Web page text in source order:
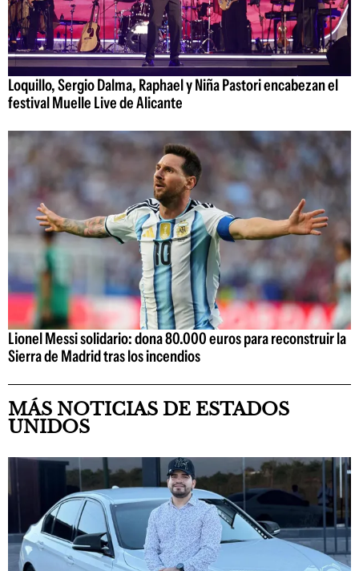
Loquillo, Sergio Dalma, Raphael y Niña Pastori encabezan el
festival Muelle Live de Alicante
Lionel Messi solidario: dona 80.000 euros para reconstruir la
Sierra de Madrid tras los incendios
MÁS NOTICIAS DE ESTADOS
UNIDOS